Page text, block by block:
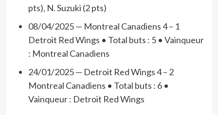
pts), N. Suzuki (2 pts)
08/04/2025 — Montreal Canadiens 4 – 1
Detroit Red Wings • Total buts : 5 • Vainqueur
: Montreal Canadiens
24/01/2025 — Detroit Red Wings 4 – 2
Montreal Canadiens • Total buts : 6 •
Vainqueur : Detroit Red Wings